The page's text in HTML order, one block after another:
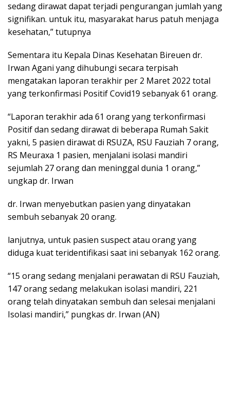
sedang dirawat dapat terjadi pengurangan jumlah yang
signifikan. untuk itu, masyarakat harus patuh menjaga
kesehatan,” tutupnya
Sementara itu Kepala Dinas Kesehatan Bireuen dr.
Irwan Agani yang dihubungi secara terpisah
mengatakan laporan terakhir per 2 Maret 2022 total
yang terkonfirmasi Positif Covid19 sebanyak 61 orang.
“Laporan terakhir ada 61 orang yang terkonfirmasi
Positif dan sedang dirawat di beberapa Rumah Sakit
yakni, 5 pasien dirawat di RSUZA, RSU Fauziah 7 orang,
RS Meuraxa 1 pasien, menjalani isolasi mandiri
sejumlah 27 orang dan meninggal dunia 1 orang,”
ungkap dr. Irwan
dr. Irwan menyebutkan pasien yang dinyatakan
sembuh sebanyak 20 orang.
lanjutnya, untuk pasien suspect atau orang yang
diduga kuat teridentifikasi saat ini sebanyak 162 orang.
“15 orang sedang menjalani perawatan di RSU Fauziah,
147 orang sedang melakukan isolasi mandiri, 221
orang telah dinyatakan sembuh dan selesai menjalani
Isolasi mandiri,” pungkas dr. Irwan (AN)